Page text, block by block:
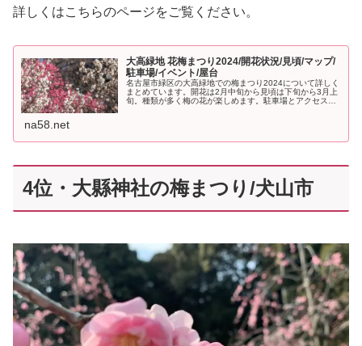
詳しくはこちらのページをご覧ください。
大高緑地 花梅まつり2024/開花状況/見頃/マップ/
駐車場/イベント/屋台
名古屋市緑区の大高緑地での梅まつり2024について詳しく
まとめています。開花は2月中旬から見頃は下旬から3月上
旬。種類が多く梅の花が楽しめます。駐車場とアクセス方
na58.net
4位・大縣神社の梅まつり/犬山市